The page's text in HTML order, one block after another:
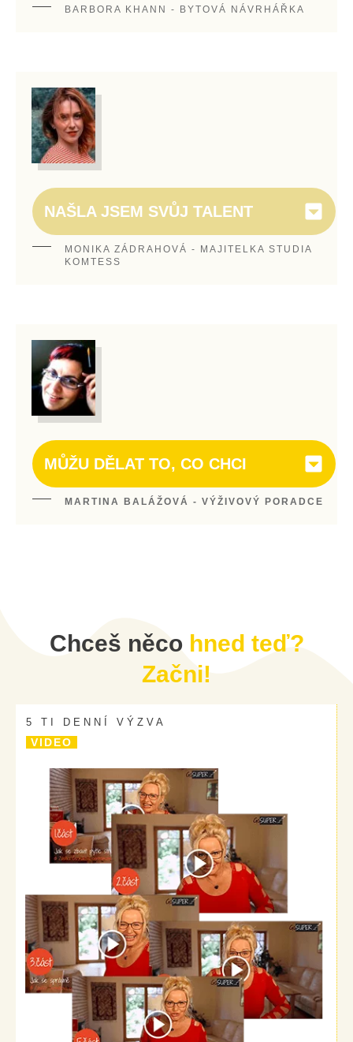
BARBORA KHANN - BYTOVÁ NÁVRHÁŘKA
NAŠLA JSEM SVŮJ TALENT
MONIKA ZÁDRAHOVÁ - MAJITELKA STUDIA
KOMTESS
MŮŽU DĚLAT TO, CO CHCI
MARTINA BALÁŽOVÁ - VÝŽIVOVÝ PORADCE
Chceš něco hned teď?
Začni!
5 TI DENNÍ VÝZVA
VIDEO